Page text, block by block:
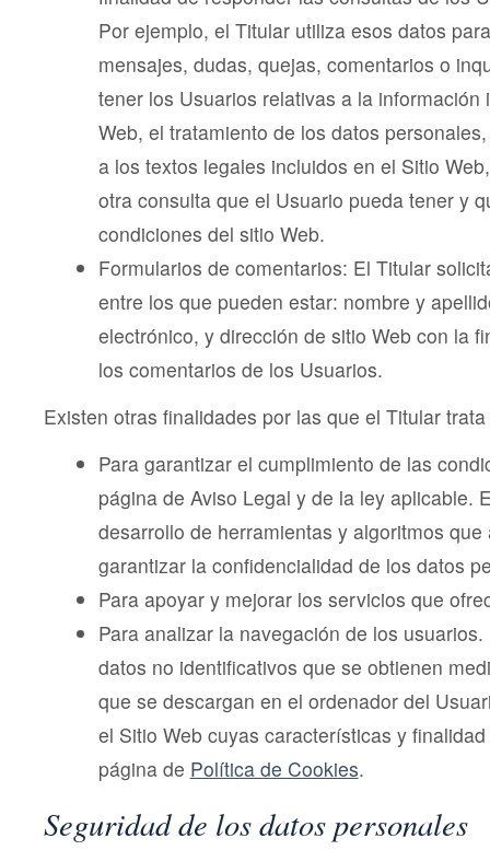
Por ejemplo, el Titular utiliza esos datos
mensajes, dudas, quejas, comentarios o
tener los Usuarios relativas a la información
Web, el tratamiento de los datos
a los textos legales incluidos en el Sitio
otra consulta que el Usuario pueda tener y
condiciones del sitio Web.
Formularios de comentarios: El Titular
entre los que pueden estar: nombre y
electrónico, y dirección de sitio Web con la
los comentarios de los Usuarios.
Existen otras finalidades por las que el Titular
Para garantizar el cumplimiento de las
página de Aviso Legal y de la ley aplicable.
desarrollo de herramientas y algoritmos
garantizar la confidencialidad de los datos
Para apoyar y mejorar los servicios que
Para analizar la navegación de los
datos no identificativos que se obtienen
que se descargan en el ordenador del
el Sitio Web cuyas características y
página de Política de Cookies.
Seguridad de los datos personales